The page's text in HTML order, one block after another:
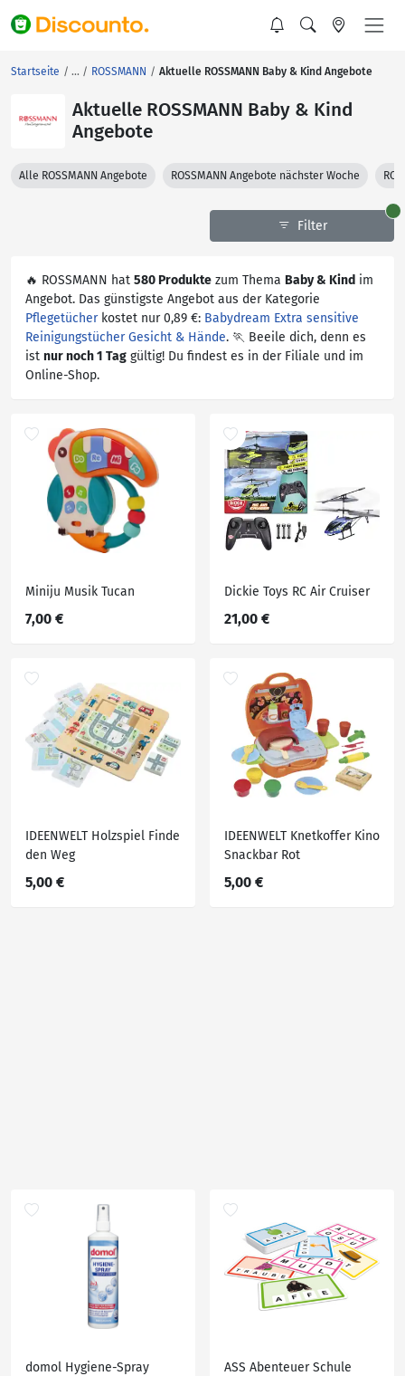
Startseite ROSSMANN Aktuelle ROSSMANN Baby & Kind Angebote
Aktuelle ROSSMANN Baby & Kind
Angebote
Alle ROSSMANN Angebote ROSSMANN Angebote nächster Woche
Filter
🔥 ROSSMANN hat 580 Produkte zum Thema Baby & Kind im
Angebot. Das günstigste Angebot aus der Kategorie
Pflegetücherkostet nur 0,89 €: Babydream Extra sensitive
Reinigungstücher Gesicht & Hände. 🏃 Beeile dich, denn es
ist nur noch 1 Tag gültig! Du findest es in der Filiale und im
Online-Shop.
Miniju Musik Tucan
7,00 €
Dickie Toys RC Air Cruiser
21,00 €
IDEENWELT Holzspiel Finde
den Weg
5,00 €
IDEENWELT Knetkoffer Kino
Snackbar Rot
5,00 €
domol Hygiene-Spray
ASS Abenteuer Schule